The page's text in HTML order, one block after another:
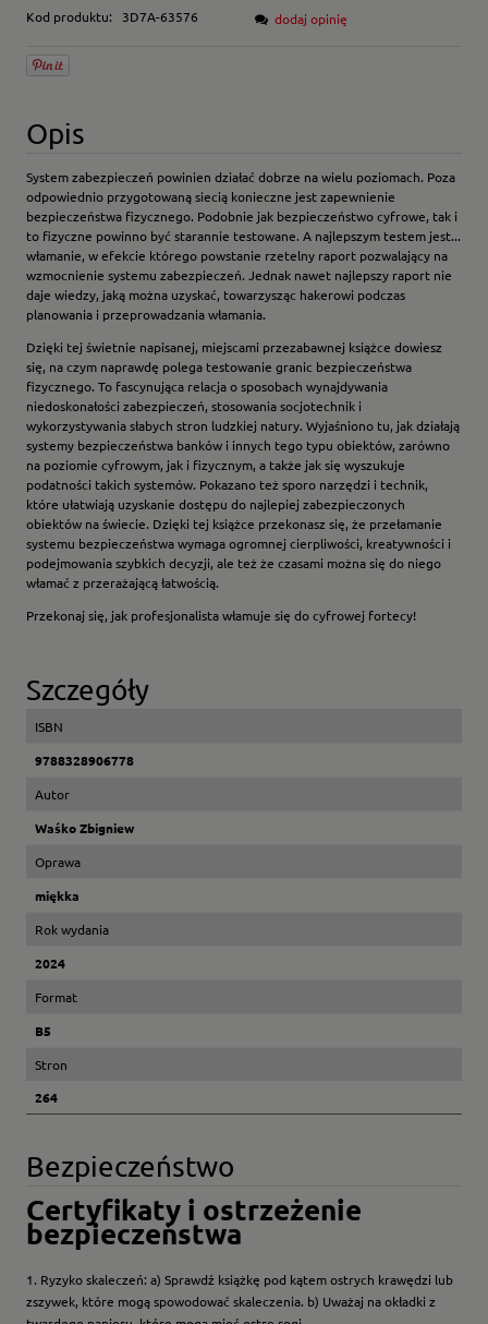
Kod produktu:
3D7A-63576
dodaj opinię
Opis
System zabezpieczeń powinien działać dobrze na wielu poziomach. Poza
odpowiednio przygotowaną siecią konieczne jest zapewnienie
bezpieczeństwa fizycznego. Podobnie jak bezpieczeństwo cyfrowe, tak i
to fizyczne powinno być starannie testowane. A najlepszym testem jest...
włamanie, w efekcie którego powstanie rzetelny raport pozwalający na
wzmocnienie systemu zabezpieczeń. Jednak nawet najlepszy raport nie
daje wiedzy, jaką można uzyskać, towarzysząc hakerowi podczas
planowania i przeprowadzania włamania.
Dzięki tej świetnie napisanej, miejscami przezabawnej książce dowiesz
się, na czym naprawdę polega testowanie granic bezpieczeństwa
fizycznego. To fascynująca relacja o sposobach wynajdywania
niedoskonałości zabezpieczeń, stosowania socjotechnik i
wykorzystywania słabych stron ludzkiej natury. Wyjaśniono tu, jak działają
systemy bezpieczeństwa banków i innych tego typu obiektów, zarówno
na poziomie cyfrowym, jak i fizycznym, a także jak się wyszukuje
podatności takich systemów. Pokazano też sporo narzędzi i technik,
które ułatwiają uzyskanie dostępu do najlepiej zabezpieczonych
obiektów na świecie. Dzięki tej książce przekonasz się, że przełamanie
systemu bezpieczeństwa wymaga ogromnej cierpliwości, kreatywności i
podejmowania szybkich decyzji, ale też że czasami można się do niego
włamać z przerażającą łatwością.
Przekonaj się, jak profesjonalista włamuje się do cyfrowej fortecy!
Szczegóły
ISBN
9788328906778
Autor
Waśko Zbigniew
Oprawa
miękka
Rok wydania
2024
Format
B5
Stron
264
Bezpieczeństwo
Certyfikaty i ostrzeżenie
bezpieczeństwa
1. Ryzyko skaleczeń: a) Sprawdź książkę pod kątem ostrych krawędzi lub
zszywek, które mogą spowodować skaleczenia. b) Uważaj na okładki z